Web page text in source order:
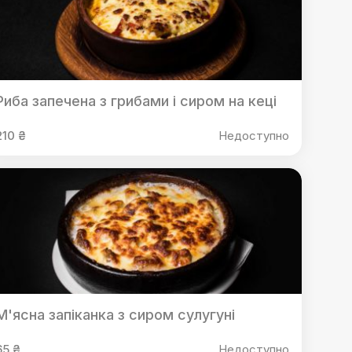
запечена з грибами і сиром на кеці
₴ Недоступно
запіканка з сиром сулугуні